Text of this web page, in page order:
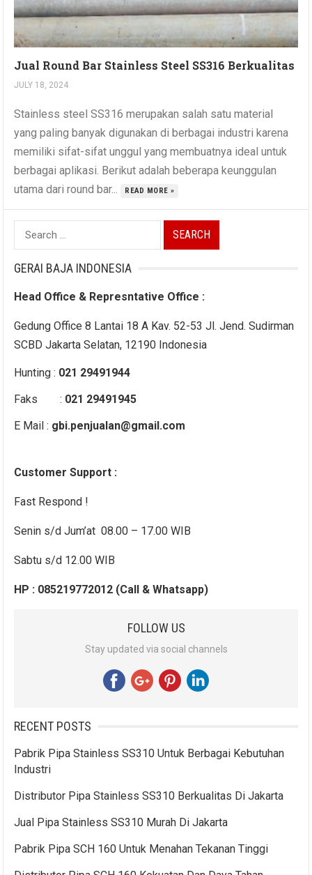
Jual Round Bar Stainless Steel SS316 Berkualitas
JULY 18, 2024
Stainless steel SS316 merupakan salah satu material
yang paling banyak digunakan di berbagai industri karena
memiliki sifat-sifat unggul yang membuatnya ideal untuk
berbagai aplikasi. Berikut adalah beberapa keunggulan
utama dari round bar...
READ MORE »
Search
for:
GERAI BAJA INDONESIA
Head Office & Represntative Office :
Gedung Office 8 Lantai 18 A Kav. 52-53 Jl. Jend. Sudirman
SCBD Jakarta Selatan, 12190 Indonesia
Hunting : 021 29491944
Faks : 021 29491945
E Mail : gbi.penjualan@gmail.com
Customer Support :
Fast Respond !
Senin s/d Jum’at 08.00 – 17.00 WIB
Sabtu s/d 12.00 WIB
HP : 085219772012 (Call & Whatsapp)
FOLLOW US
Stay updated via social channels
RECENT POSTS
Pabrik Pipa Stainless SS310 Untuk Berbagai Kebutuhan
Industri
Distributor Pipa Stainless SS310 Berkualitas Di Jakarta
Jual Pipa Stainless SS310 Murah Di Jakarta
Pabrik Pipa SCH 160 Untuk Menahan Tekanan Tinggi